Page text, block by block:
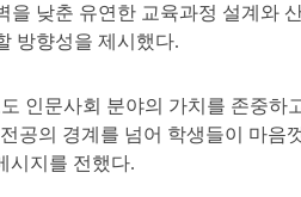
낮춘 유연한 교육과정 설계와
방향성을 제시했다.
인문사회 분야의 가치를 존중하
공의 경계를 넘어 학생들이 마음
시지를 전했다.